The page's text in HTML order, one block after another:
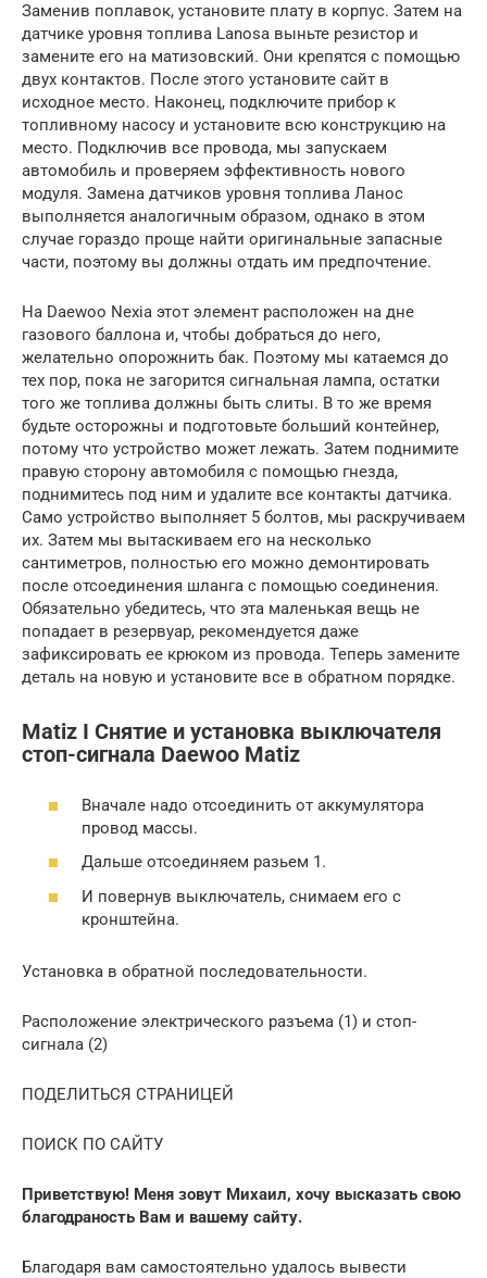
Заменив поплавок, установите плату в корпус. Затем на
датчике уровня топлива Lanosa выньте резистор и
замените его на матизовский. Они крепятся с помощью
двух контактов. После этого установите сайт в
исходное место. Наконец, подключите прибор к
топливному насосу и установите всю конструкцию на
место. Подключив все провода, мы запускаем
автомобиль и проверяем эффективность нового
модуля. Замена датчиков уровня топлива Ланос
выполняется аналогичным образом, однако в этом
случае гораздо проще найти оригинальные запасные
части, поэтому вы должны отдать им предпочтение.
На Daewoo Nexia этот элемент расположен на дне
газового баллона и, чтобы добраться до него,
желательно опорожнить бак. Поэтому мы катаемся до
тех пор, пока не загорится сигнальная лампа, остатки
того же топлива должны быть слиты. В то же время
будьте осторожны и подготовьте больший контейнер,
потому что устройство может лежать. Затем поднимите
правую сторону автомобиля с помощью гнезда,
поднимитесь под ним и удалите все контакты датчика.
Само устройство выполняет 5 болтов, мы раскручиваем
их. Затем мы вытаскиваем его на несколько
сантиметров, полностью его можно демонтировать
после отсоединения шланга с помощью соединения.
Обязательно убедитесь, что эта маленькая вещь не
попадает в резервуар, рекомендуется даже
зафиксировать ее крюком из провода. Теперь замените
деталь на новую и установите все в обратном порядке.
Matiz I Снятие и установка выключателя
стоп-сигнала Daewoo Matiz
Вначале надо отсоединить от аккумулятора
провод массы.
Дальше отсоединяем разьем 1.
И повернув выключатель, снимаем его с
кронштейна.
Установка в обратной последовательности.
Расположение электрического разъема (1) и стоп-
сигнала (2)
ПОДЕЛИТЬСЯ СТРАНИЦЕЙ
ПОИСК ПО САЙТУ
Приветствую! Меня зовут Михаил, хочу высказать свою
благодраность Вам и вашему сайту.
Благодаря вам самостоятельно удалось вывести